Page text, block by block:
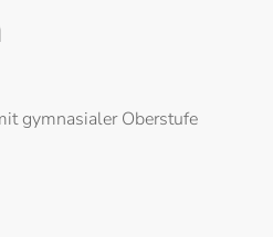
gymnasialer Oberstufe